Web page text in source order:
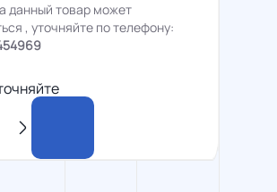
данный товар может
, уточняйте по телефону: